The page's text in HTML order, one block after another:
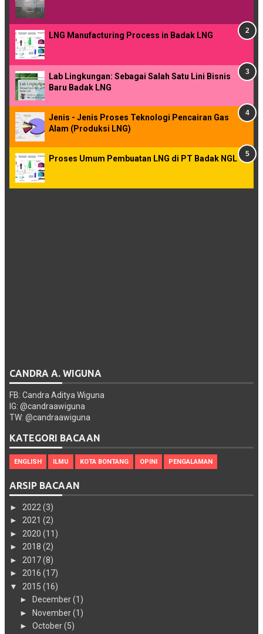
LNG Manufacturing Process in Badak LNG
Lab Lingkungan: Sebagai Salah Satu Lini Bisnis
Baru Badak LNG
Jenis - Jenis Proses Teknologi Pencairan Gas
Alam (Produksi LNG)
Proses Umum Pembuatan LNG di PT Badak NGL
CANDRA A. WIGUNA
FB: Candra Aditya Wiguna
IG: @candraawiguna
TW: @candraawiguna
KATEGORI BACAAN
ENGLISH ILMU KOTA BONTANG OPINI PENGALAMAN
ARSIP BACAAN
► 2022 (3)
► 2021 (2)
► 2020 (11)
► 2018 (2)
► 2017(8)
► 2016 (17)
▼ 2015 (16)
►
December(1)
►
November(1)
► October(5)